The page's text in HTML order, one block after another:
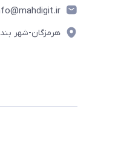
هرمزگان-شهر